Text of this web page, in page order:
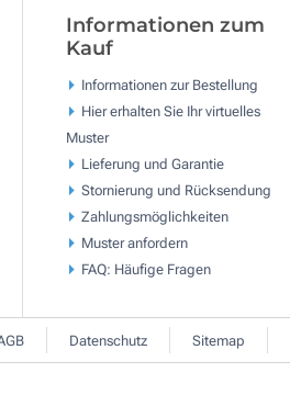
Informationen zum
Kauf
Informationen zur Bestellung
Hier erhalten Sie Ihr virtuelles
Muster
Lieferung und Garantie
Stornierung und Rücksendung
Zahlungsmöglichkeiten
Muster anfordern
FAQ: Häufige Fragen
Datenschutz Sitemap